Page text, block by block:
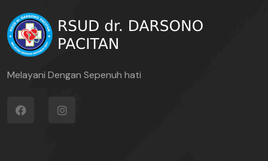
Melayani Dengan Sepenuh hati